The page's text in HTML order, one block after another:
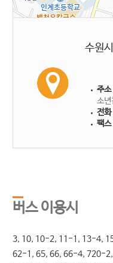
수원
주소
소년
전화
팩스
버스 이용시
3, 10, 10-2, 11-1, 13-4,
62-1, 65, 66, 66-4, 720-